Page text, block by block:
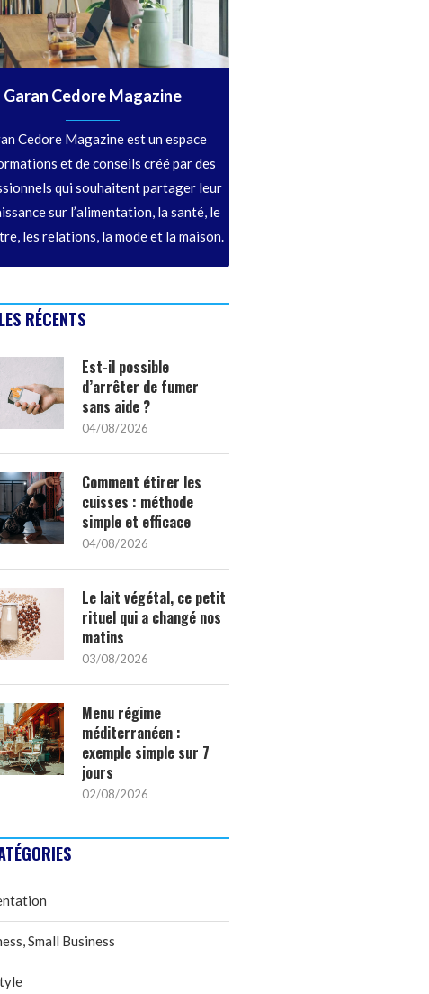
Garan Cedore Magazine
Cedore Magazine est un espace
et de conseils créé par des
qui souhaitent partager leur
sur l’alimentation, la santé, le
les relations, la mode et la maison.
RÉCENTS
Est-il possible
d’arrêter de fumer
sans aide ?
04/08/2026
Comment étirer les
cuisses : méthode
simple et efficace
04/08/2026
Le lait végétal, ce petit
rituel qui a changé nos
matins
03/08/2026
Menu régime
méditerranéen :
exemple simple sur 7
jours
02/08/2026
Small Business